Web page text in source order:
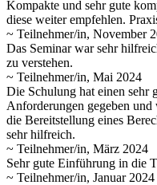
Kompakte und sehr gute
diese weiter empfehlen.
~ Teilnehmer/in, November
Das Seminar war sehr
zu verstehen.
~ Teilnehmer/in, Mai 2024
Die Schulung hat einen sehr
Anforderungen gegeben und
die Bereitstellung eines
sehr hilfreich.
~ Teilnehmer/in, März 2024
Sehr gute Einführung in die
~ Teilnehmer/in, Januar 2024